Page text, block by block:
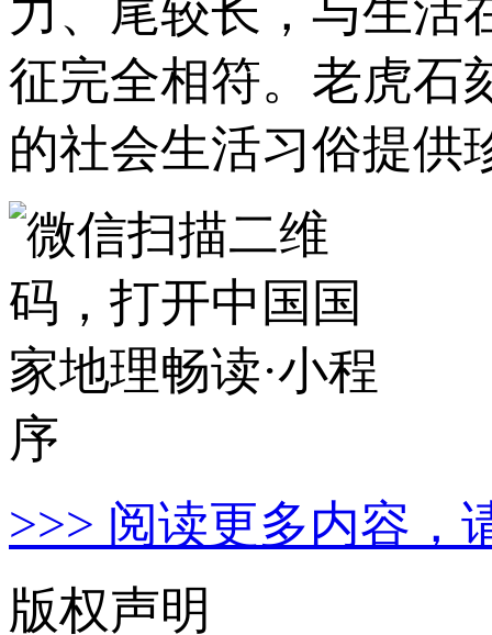
力、尾较长，与生活
征完全相符。老虎石
的社会生活习俗提供
>>> 阅读更多内容，
版权声明